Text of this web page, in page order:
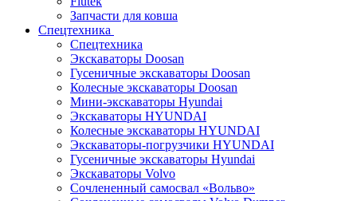
Запчасти для ковша
Спецтехника
Спецтехника
Экскаваторы Doosan
Гусеничные экскаваторы Doosan
Колесные экскаваторы Doosan
Мини-экскаваторы Hyundai
Экскаваторы HYUNDAI
Колесные экскаваторы HYUNDAI
Экскаваторы-погрузчики HYUNDAI
Гусеничные экскаваторы Hyundai
Экскаваторы Volvo
Сочлененный самосвал «Вольво»